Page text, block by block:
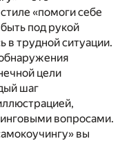
«помоги себе
под рукой
в трудной ситуации.
цели
шаг
вопросами.
вы